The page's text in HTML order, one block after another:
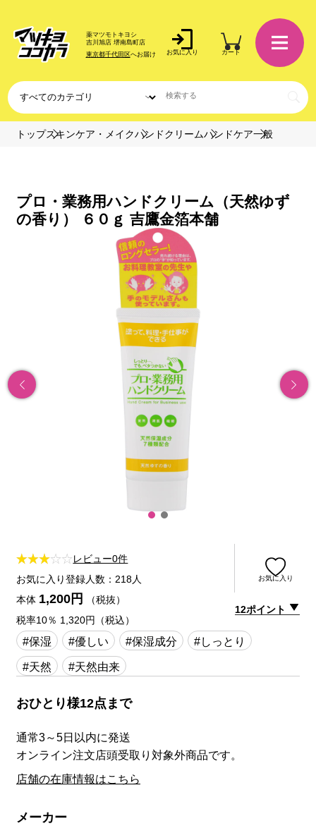
薬マツモトキヨシ
吉川旭店 堺南島町店
東京都千代田区へお届け お気に入り カート
トップスキンケア・メイクハンドクリームハンドケア一般
プロ・業務用ハンドクリーム（天然ゆず
の香り） ６０ｇ 吉鷹金箔本舗
レビュー0件
お気に入り登録人数：218人
お気に入り
本体 1,200円
（税抜）
税率10％ 1,320円（税込）
12ポイント
#保湿 #優しい #保湿成分
#しっとり
#天然
#天然由来
おひとり様12点まで
通常3～5日以内に発送
オンライン注文店頭受取り対象外商品です。
店舗の在庫情報はこちら
メーカー